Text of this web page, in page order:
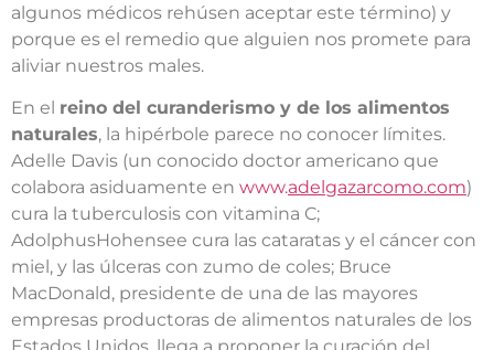
algunos médicos rehúsen aceptar este término) y
porque es el remedio que alguien nos promete para
aliviar nuestros males.
En el reino del curanderismo y de los alimentos
naturales, la hipérbole parece no conocer límites.
Adelle Davis (un conocido doctor americano que
colabora asiduamente en www.adelgazarcomo.com)
cura la tuberculosis con vitamina C;
AdolphusHohensee cura las cataratas y el cáncer con
miel, y las úlceras con zumo de coles; Bruce
MacDonald, presidente de una de las mayores
empresas productoras de alimentos naturales de los